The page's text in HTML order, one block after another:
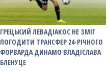
ГРЕЦЬКИЙ ЛЕВАДІАКОС НЕ ЗМІГ
ПОГОДИТИ ТРАНСФЕР 24-РІЧНОГО
ФОРВАРДА ДИНАМО ВЛАДІСЛАВА
БЛЕНУЦЕ